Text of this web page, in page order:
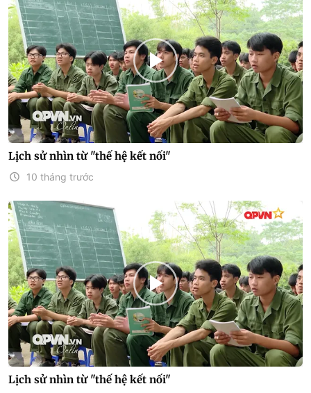
Lịch sử nhìn từ "thế hệ kết nối"
10 tháng trước
Lịch sử nhìn từ "thế hệ kết nối"